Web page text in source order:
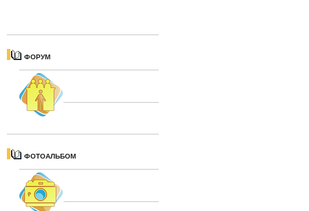
ФОРУМ
ФОТОАЛЬБОМ